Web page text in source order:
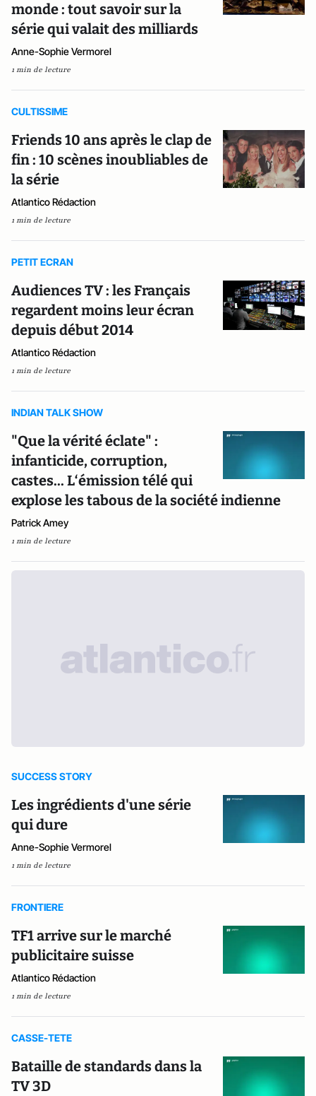
monde : tout savoir sur la
série qui valait des milliards
Anne-Sophie Vermorel
1 min de lecture
CULTISSIME
Friends 10 ans après le clap de
fin : 10 scènes inoubliables de
la série
Atlantico Rédaction
1 min de lecture
PETIT ECRAN
Audiences TV : les Français
regardent moins leur écran
depuis début 2014
Atlantico Rédaction
1 min de lecture
INDIAN TALK SHOW
"Que la vérité éclate" :
infanticide, corruption,
castes... L‘émission télé qui
explose les tabous de la société indienne
Patrick Amey
1 min de lecture
SUCCESS STORY
Les ingrédients d'une série
qui dure
Anne-Sophie Vermorel
1 min de lecture
FRONTIERE
TF1 arrive sur le marché
publicitaire suisse
Atlantico Rédaction
1 min de lecture
CASSE-TETE
Bataille de standards dans la
TV 3D